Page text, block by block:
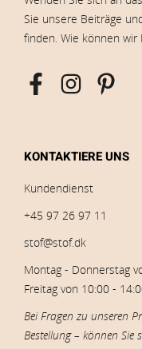
Sie unsere Beiträge
finden. Wie können wir
KONTAKTIERE UNS
Kundendienst
+45 97 26 97 11
stof@stof.dk
Montag - Donnerstag
Freitag von 10:00 -
Bei Fragen zu unseren
Bestellung – können Sie